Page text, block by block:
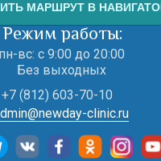
+7 (812) 603-70-10
пн-вс: с 9:00 до 20:00
Без выходных
clinic.ru
Режим работы:
МАРШРУТ В